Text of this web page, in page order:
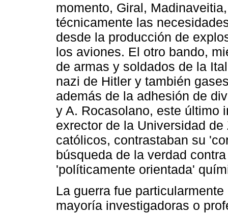
momento, Giral,
técnicamente las
desde la producción de
los aviones. El otro bando,
de armas y soldados de la
nazi de Hitler y también
además de la adhesión de
y A. Rocasolano, este último
exrector de la Universidad
católicos, contrastaban su
búsqueda de la verdad
'políticamente orientada'
La guerra fue
mayoría investigadoras o